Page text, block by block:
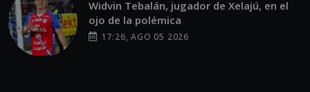
Widvin Tebalán, jugador de Xelajú, en el
ojo de la polémica
17:26, AGO 05 2026